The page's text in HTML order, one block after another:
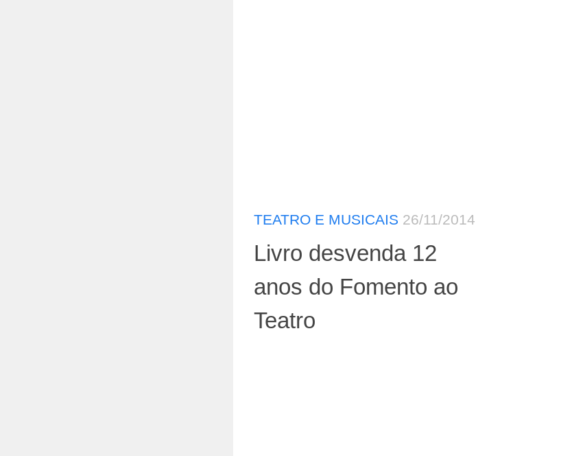
TEATRO E MUSICAIS 26/11/2014
Livro desvenda 12
anos do Fomento ao
Teatro